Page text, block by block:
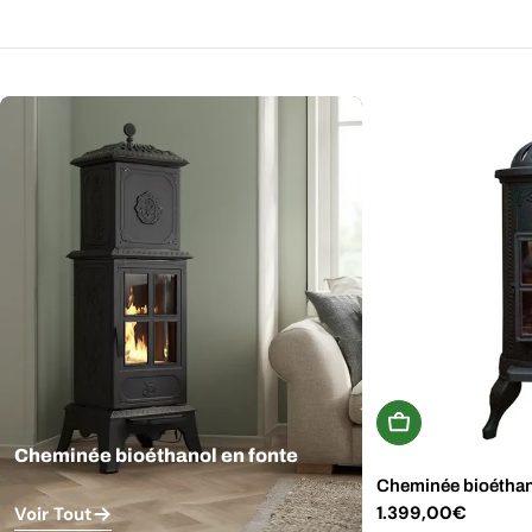
Cheminée bioéthanol en fonte
Voir Tout
Ajouter Au
Cheminée
Prix
1.399,00€